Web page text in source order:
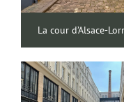
La cour d’Alsace-